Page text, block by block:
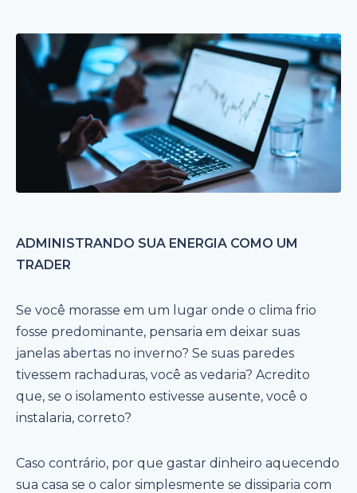
ADMINISTRANDO SUA ENERGIA COMO UM
TRADER
Se você morasse em um lugar onde o clima frio
fosse predominante, pensaria em deixar suas
janelas abertas no inverno? Se suas paredes
tivessem rachaduras, você as vedaria? Acredito
que, se o isolamento estivesse ausente, você o
instalaria, correto?
Caso contrário, por que gastar dinheiro aquecendo
sua casa se o calor simplesmente se dissiparia com